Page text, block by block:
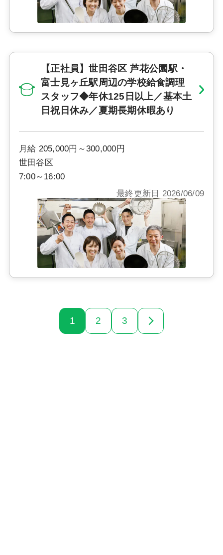
【正社員】世田谷区 芦花公園駅・
富士見ヶ丘駅周辺の学校給食調理
スタッフ◆年休125日以上／基本土
日祝日休み／夏期長期休暇あり
月給 205,000円～300,000円
世田谷区
7:00～16:00
最終更新日 2026/06/09
1 2 3